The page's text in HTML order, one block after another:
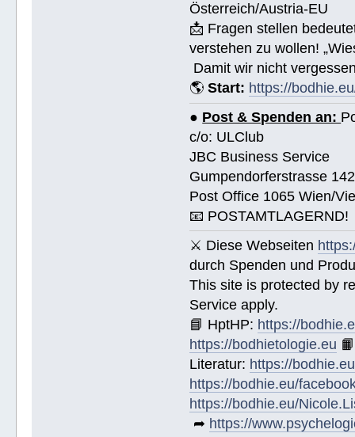
Österreich/Austria-EU
📩 Fragen stellen
verstehen zu wollen!
Damit wir nicht
🌎Start: https://
● Post & Spenden an:
c/o: ULClub
JBC Business Service
Gumpendorferstrasse 142
Post Office 1065 Wien/
📧 POSTAMTLAGERND!
⚔ Diese Webseiten
durch Spenden und
This site is protected by
Service apply.
📘 HptHP: https://
https://bodhietologie.eu 📙
Literatur: https://
https://bodhie.eu/
https://bodhie.eu/
➦ https://